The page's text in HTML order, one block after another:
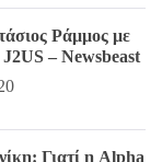
Ράμμος με
J2US – Newsbeast
Γιατί η Alpha